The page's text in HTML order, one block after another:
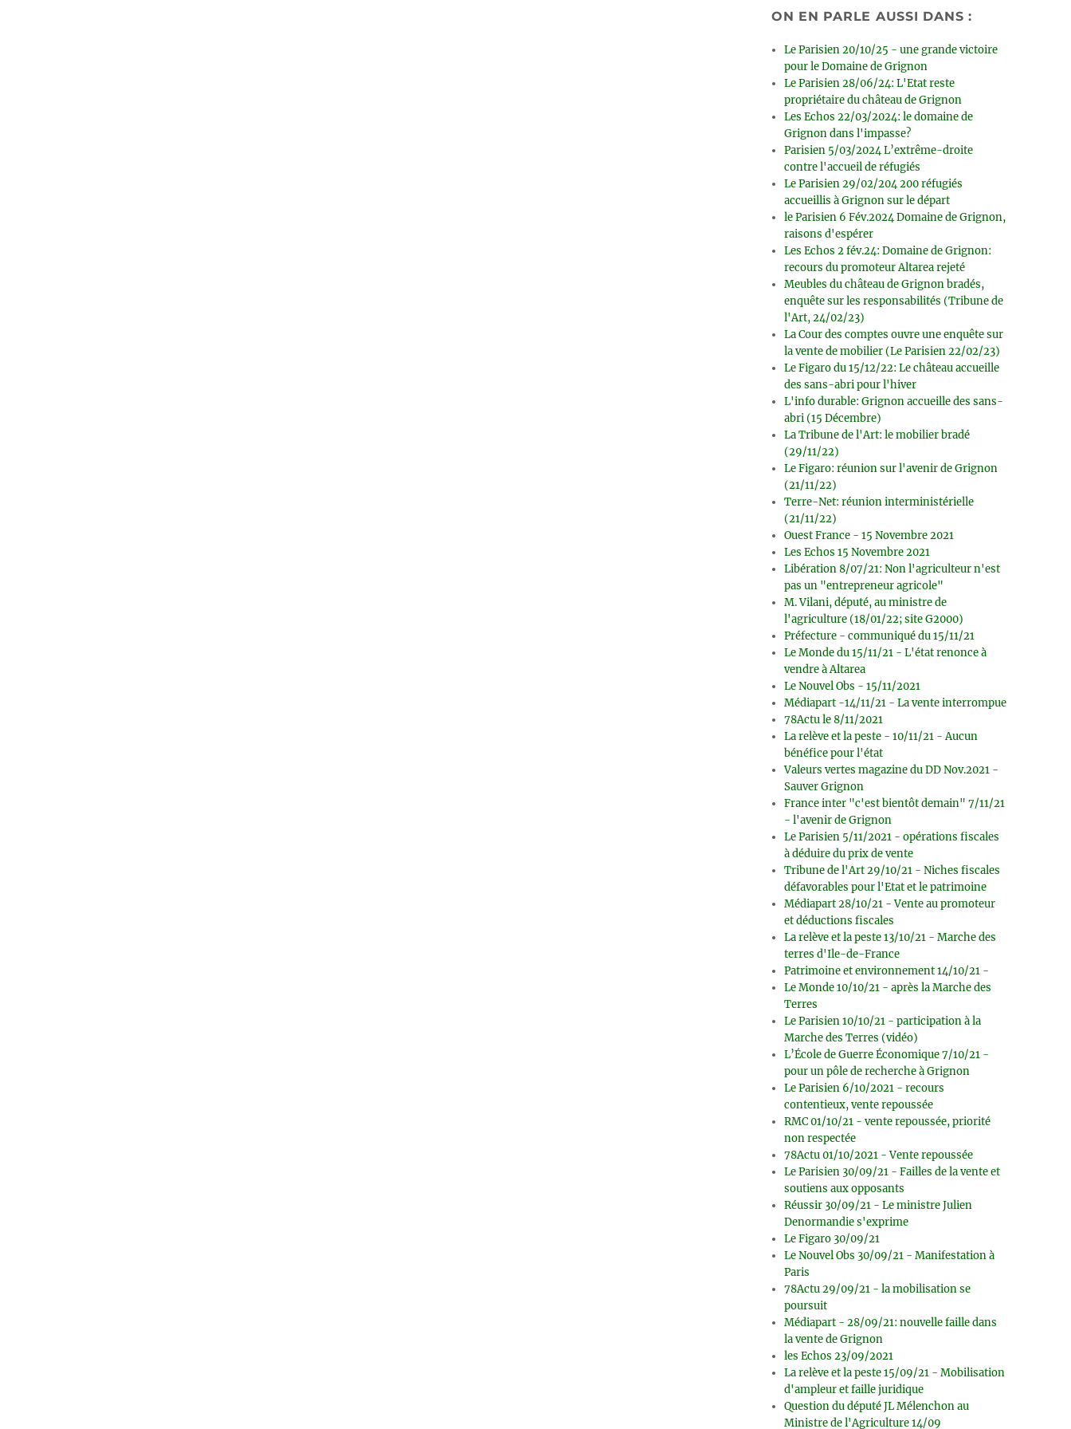
ON EN PARLE AUSSI DANS :
Le Parisien 20/10/25 - une grande victoire
pour le Domaine de Grignon
Le Parisien 28/06/24: L'Etat reste
propriétaire du château de Grignon
Les Echos 22/03/2024: le domaine de
Grignon dans l'impasse?
Parisien 5/03/2024 L’extrême-droite
contre l'accueil de réfugiés
Le Parisien 29/02/204 200 réfugiés
accueillis à Grignon sur le départ
le Parisien 6 Fév.2024 Domaine de Grignon,
raisons d'espérer
Les Echos 2 fév.24: Domaine de Grignon:
recours du promoteur Altarea rejeté
Meubles du château de Grignon bradés,
enquête sur les responsabilités (Tribune de
l'Art, 24/02/23)
La Cour des comptes ouvre une enquête sur
la vente de mobilier (Le Parisien 22/02/23)
Le Figaro du 15/12/22: Le château accueille
des sans-abri pour l'hiver
L'info durable: Grignon accueille des sans-
abri (15 Décembre)
La Tribune de l'Art: le mobilier bradé
(29/11/22)
Le Figaro: réunion sur l'avenir de Grignon
(21/11/22)
Terre-Net: réunion interministérielle
(21/11/22)
Ouest France - 15 Novembre 2021
Les Echos 15 Novembre 2021
Libération 8/07/21: Non l'agriculteur n'est
pas un "entrepreneur agricole"
M. Vilani, député, au ministre de
l'agriculture (18/01/22; site G2000)
Préfecture - communiqué du 15/11/21
Le Monde du 15/11/21 - L'état renonce à
vendre à Altarea
Le Nouvel Obs - 15/11/2021
Médiapart -14/11/21 - La vente interrompue
78Actu le 8/11/2021
La relève et la peste - 10/11/21 - Aucun
bénéfice pour l'état
Valeurs vertes magazine du DD Nov.2021 -
Sauver Grignon
France inter "c'est bientôt demain" 7/11/21
- l'avenir de Grignon
Le Parisien 5/11/2021 - opérations fiscales
à déduire du prix de vente
Tribune de l'Art 29/10/21 - Niches fiscales
défavorables pour l'Etat et le patrimoine
Médiapart 28/10/21 - Vente au promoteur
et déductions fiscales
La relève et la peste 13/10/21 - Marche des
terres d'Ile-de-France
Patrimoine et environnement 14/10/21 -
Le Monde 10/10/21 - après la Marche des
Terres
Le Parisien 10/10/21 - participation à la
Marche des Terres (vidéo)
L’École de Guerre Économique 7/10/21 -
pour un pôle de recherche à Grignon
Le Parisien 6/10/2021 - recours
contentieux, vente repoussée
RMC 01/10/21 - vente repoussée, priorité
non respectée
78Actu 01/10/2021 - Vente repoussée
Le Parisien 30/09/21 - Failles de la vente et
soutiens aux opposants
Réussir 30/09/21 - Le ministre Julien
Denormandie s'exprime
Le Figaro 30/09/21
Le Nouvel Obs 30/09/21 - Manifestation à
Paris
78Actu 29/09/21 - la mobilisation se
poursuit
Médiapart - 28/09/21: nouvelle faille dans
la vente de Grignon
les Echos 23/09/2021
La relève et la peste 15/09/21 - Mobilisation
d'ampleur et faille juridique
Question du député JL Mélenchon au
Ministre de l'Agriculture 14/09